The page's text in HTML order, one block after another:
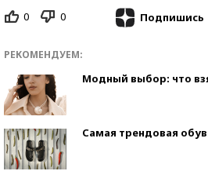
0 0 Подпишись
РЕКОМЕНДУЕМ:
Модный выбор: что
Самая трендовая